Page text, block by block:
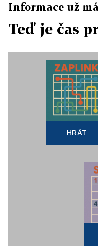
Informace už
Teď je čas
HRÁT